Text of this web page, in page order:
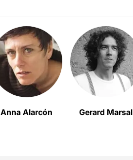
Anna Alarcón Gerard Marsal